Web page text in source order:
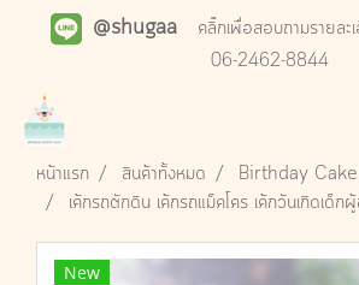
@shugaa คลิ๊กเพื่อสอบถามรายละ
06-2462-8844
หน้าแรก สินค้าทั้งหมด
Birthday Cake
เค้กรถตักดิน เค้กรถแม็คโคร เค้กวันเกิดเด็ก
New